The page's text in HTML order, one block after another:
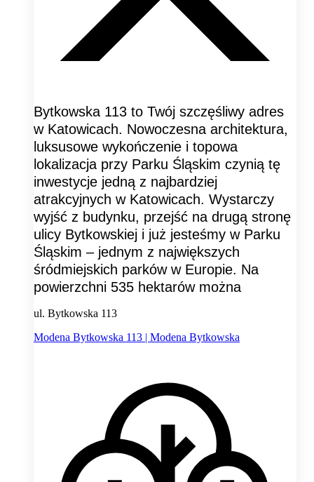
Bytkowska 113 to Twój szczęśliwy adres
w Katowicach. Nowoczesna architektura,
luksusowe wykończenie i topowa
lokalizacja przy Parku Śląskim czynią tę
inwestycje jedną z najbardziej
atrakcyjnych w Katowicach. Wystarczy
wyjść z budynku, przejść na drugą stronę
ulicy Bytkowskiej i już jesteśmy w Parku
Śląskim – jednym z największych
śródmiejskich parków w Europie. Na
powierzchni 535 hektarów można
ul. Bytkowska 113
Modena Bytkowska 113 | Modena Bytkowska